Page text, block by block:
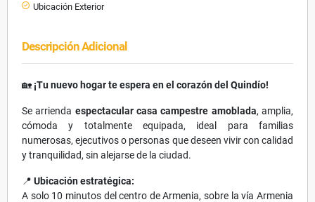
Ubicación Exterior
Descripción Adicional
🏡 ¡Tu nuevo hogar te espera en el corazón del Quindío!
Se arrienda espectacular casa campestre amoblada, amplia,
cómoda y totalmente equipada, ideal para familias
numerosas, ejecutivos o personas que deseen vivir con calidad
y tranquilidad, sin alejarse de la ciudad.
📍 Ubicación estratégica:
A solo 10 minutos del centro de Armenia, sobre la vía Armenia